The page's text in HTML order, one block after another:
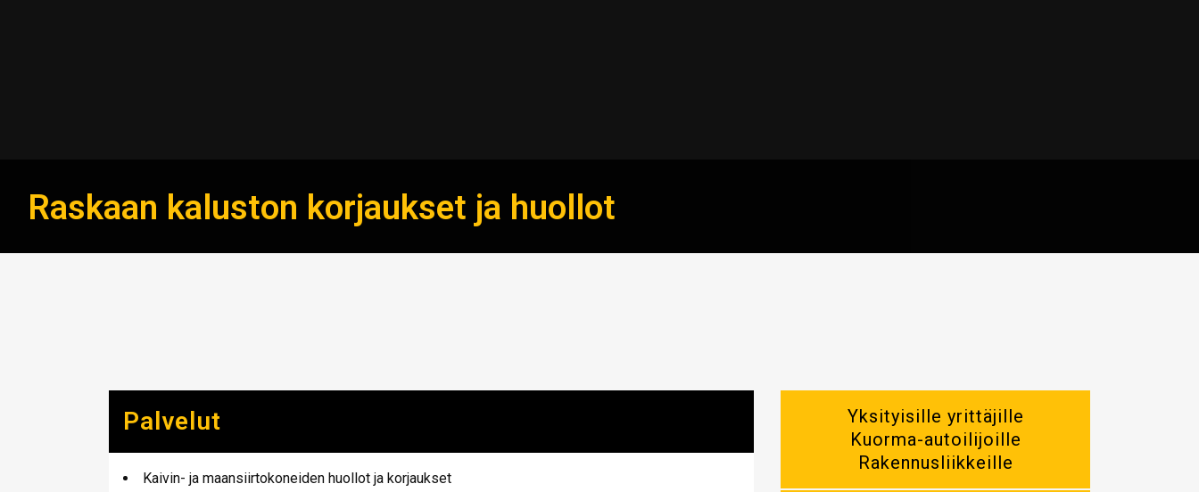
Raskaan kaluston korjaukset ja huollot
Palvelut
Kaivin- ja maansiirtokoneiden huollot ja korjaukset
Yksityisille yrittäjille
Kuorma-autoilijoille
Rakennusliikkeille